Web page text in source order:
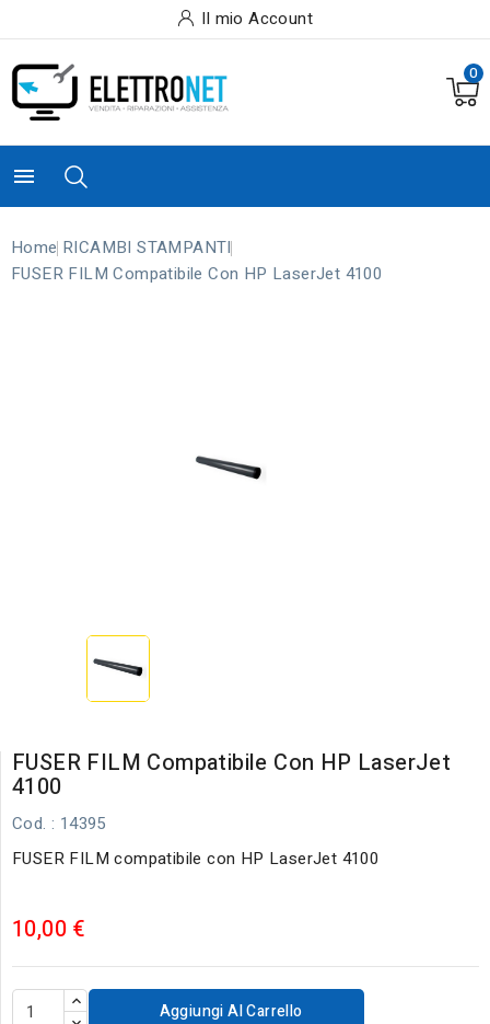
Il mio Account
0

Home RICAMBI STAMPANTI
FUSER FILM Compatibile Con HP LaserJet 4100
FUSER FILM Compatibile Con HP LaserJet
4100
Cod. : 14395
FUSER FILM compatibile con HP LaserJet 4100
10,00 €
Aggiungi Al Carrello